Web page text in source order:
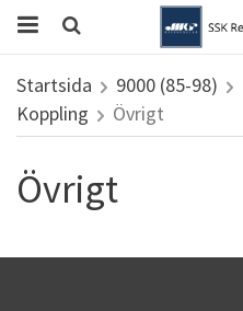
Startsida 9000 (85-98)
Koppling
Övrigt
Övrigt